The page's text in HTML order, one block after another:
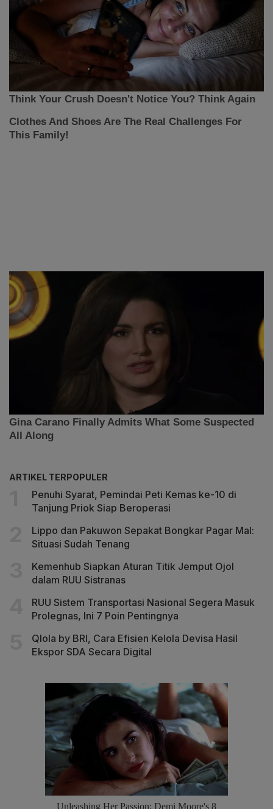
ARTIKEL TERPOPULER
Penuhi Syarat, Pemindai Peti Kemas ke-10 di
Tanjung Priok Siap Beroperasi
Lippo dan Pakuwon Sepakat Bongkar Pagar Mal:
Situasi Sudah Tenang
Kemenhub Siapkan Aturan Titik Jemput Ojol
dalam RUU Sistranas
RUU Sistem Transportasi Nasional Segera Masuk
Prolegnas, Ini 7 Poin Pentingnya
Qlola by BRI, Cara Efisien Kelola Devisa Hasil
Ekspor SDA Secara Digital